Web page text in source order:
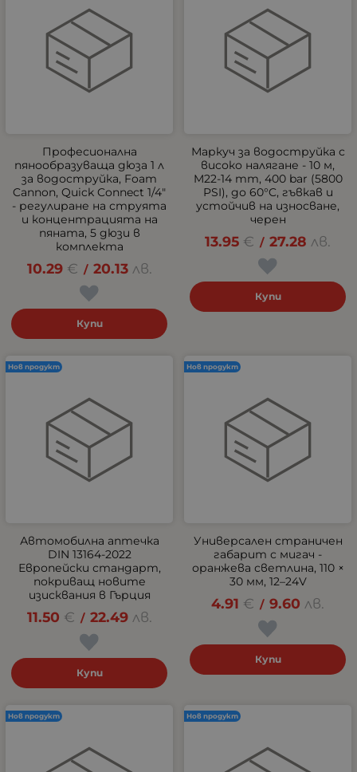
Професионална
пянообразуваща дюза 1 л
за водоструйка, Foam
Cannon, Quick Connect 1/4"
- регулиране на струята
и концентрацията на
пяната, 5 дюзи в
комплекта
10.29 € / 20.13 лв.
Купи
Маркуч за водоструйка с
високо налягане - 10 м,
M22-14 mm, 400 bar (5800
PSI), до 60°C, гъвкав и
устойчив на износване,
черен
13.95 € / 27.28 лв.
Купи
Автомобилна аптечка
DIN 13164-2022
Европейски стандарт,
покриващ новите
изисквания в Гърция
11.50 € / 22.49 лв.
Купи
Нов продукт
Универсален страничен
габарит с мигач -
оранжева светлина, 110 ×
30 мм, 12–24V
4.91 € / 9.60 лв.
Купи
Нов продукт
Нов продукт Нов продукт